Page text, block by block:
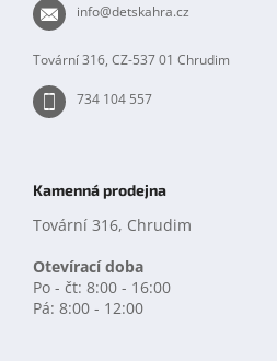
info@detskahra.cz
Tovární 316, CZ-537 01 Chrudim
734 104 557
Kamenná prodejna
Tovární 316, Chrudim
Otevírací doba
Po - čt: 8:00 - 16:00
Pá: 8:00 - 12:00